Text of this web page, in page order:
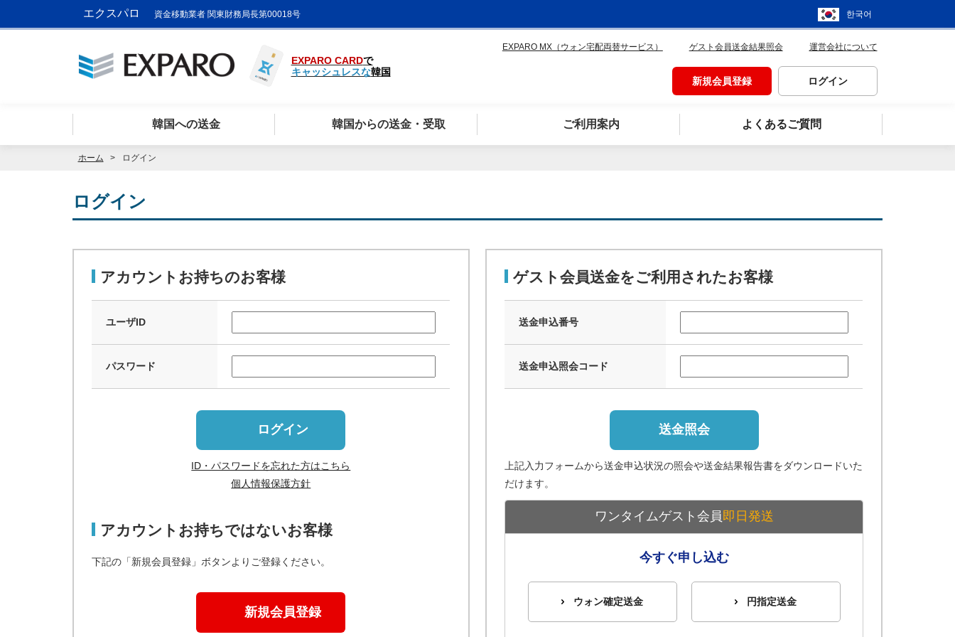
エクスパロ 資金移動業者 関東財務局長第00018号 한국어
EXPARO CARDで
キャッシュレスな韓国
EXPARO MX（ウォン宅配両替サービス） ゲスト会員送金結果照会 運営会社について
新規会員登録 ログイン
韓国への送金 韓国からの送金・受取 ご利用案内 よくあるご質問
ホーム ログイン
ログイン
アカウントお持ちのお客様
ユーザID
パスワード
ログイン
ID・パスワードを忘れた方はこちら
個人情報保護方針
アカウントお持ちではないお客様
下記の「新規会員登録」ボタンよりご登録ください。
新規会員登録
ゲスト会員送金をご利用されたお客様
送金申込番号
送金申込照会コード
送金照会
上記入力フォームから送金申込状況の照会や送金結果報告書をダウンロードいた
だけます。
ワンタイムゲスト会員即日発送
今すぐ申し込む
ウォン確定送金 円指定送金